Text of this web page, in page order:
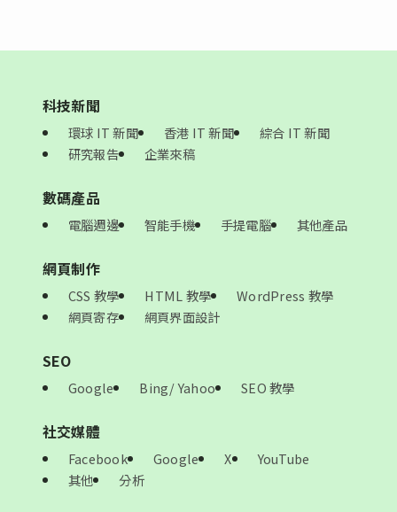
科技新聞
環球 IT 新聞 香港 IT 新聞
綜合 IT 新聞
研究報告
企業來稿
數碼產品
電腦週邊 智能手機 手提電腦 其他產品
網頁制作
CSS 教學 HTML 教學
WordPress 教學
網頁寄存
網頁界面設計
SEO
Google Bing/ Yahoo SEO 教學
社交媒體
Facebook Google X
YouTube
其他
分析